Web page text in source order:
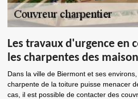
Les travaux d'urgence en
les charpentes des
Dans la ville de Biermont et ses
charpente de la toiture puisse menacer
cas, il est possible de contacter des